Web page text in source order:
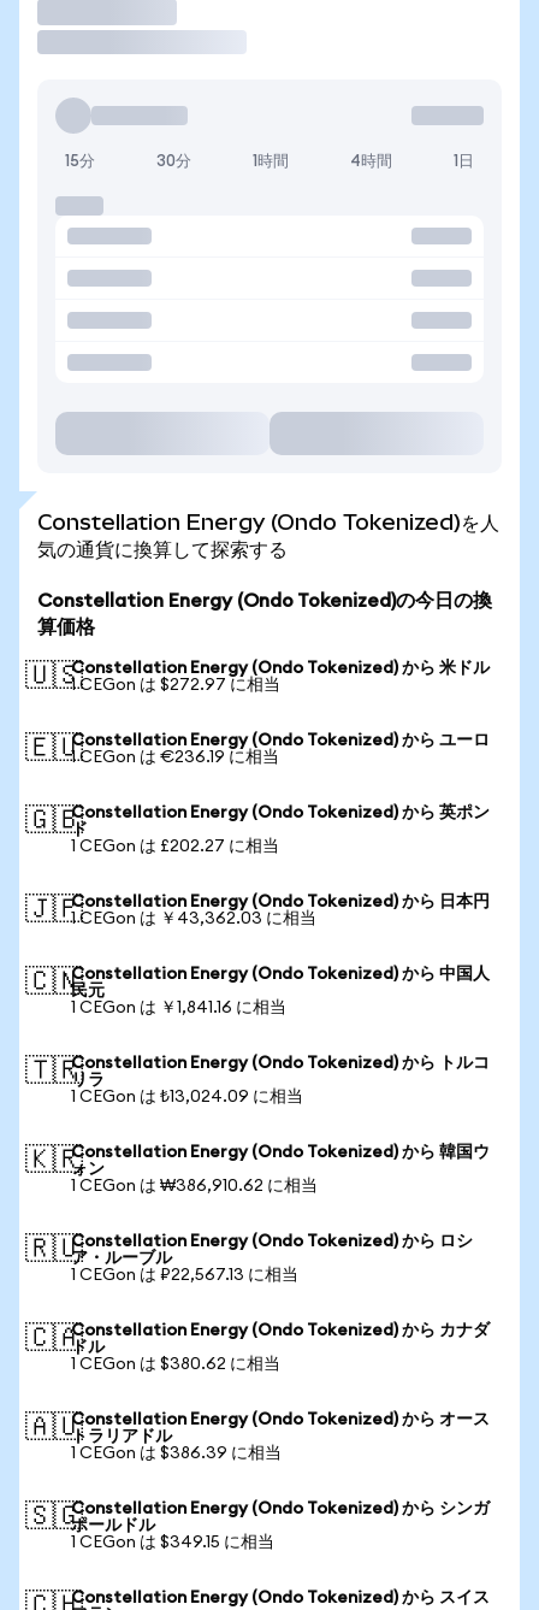
15分 30分 1時間 4時間 1日
Constellation Energy (Ondo Tokenized)を人
気の通貨に換算して探索する
Constellation Energy (Ondo Tokenized)の今日の換
算価格
🇺🇸Constellation Energy (Ondo Tokenized) から 米ドル
1 CEGon は $272.97 に相当
🇪🇺Constellation Energy (Ondo Tokenized) から ユーロ
1 CEGon は €236.19 に相当
🇬🇧Constellation Energy (Ondo Tokenized) から 英ポン
ド
1 CEGon は £202.27 に相当
🇯🇵Constellation Energy (Ondo Tokenized) から 日本円
1 CEGon は ￥43,362.03 に相当
🇨🇳Constellation Energy (Ondo Tokenized) から 中国人
民元
1 CEGon は ￥1,841.16 に相当
🇹🇷Constellation Energy (Ondo Tokenized) から トルコ
リラ
1 CEGon は ₺13,024.09 に相当
🇰🇷Constellation Energy (Ondo Tokenized) から 韓国ウ
ォン
1 CEGon は ₩386,910.62 に相当
🇷🇺Constellation Energy (Ondo Tokenized) から ロシ
ア・ルーブル
1 CEGon は ₽22,567.13 に相当
🇨🇦Constellation Energy (Ondo Tokenized) から カナダ
ドル
1 CEGon は $380.62 に相当
🇦🇺Constellation Energy (Ondo Tokenized) から オース
トラリアドル
1 CEGon は $386.39 に相当
🇸🇬Constellation Energy (Ondo Tokenized) から シンガ
ポールドル
1 CEGon は $349.15 に相当
Constellation Energy (Ondo Tokenized) から スイス